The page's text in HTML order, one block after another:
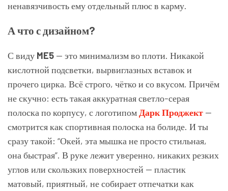
ненавязчивость ему отдельный плюс в карму.
А что с дизайном?
С виду ME5 — это минимализм во плоти. Никакой
кислотной подсветки, вырвиглазных вставок и
прочего цирка. Всё строго, чётко и со вкусом. Причём
не скучно: есть такая аккуратная светло-серая
полоска по корпусу, с логотипом Дарк Проджект —
смотрится как спортивная полоска на болиде. И ты
сразу такой: “Окей, эта мышка не просто стильная,
она быстрая”. В руке лежит уверенно, никаких резких
углов или скользких поверхностей — пластик
матовый, приятный, не собирает отпечатки как